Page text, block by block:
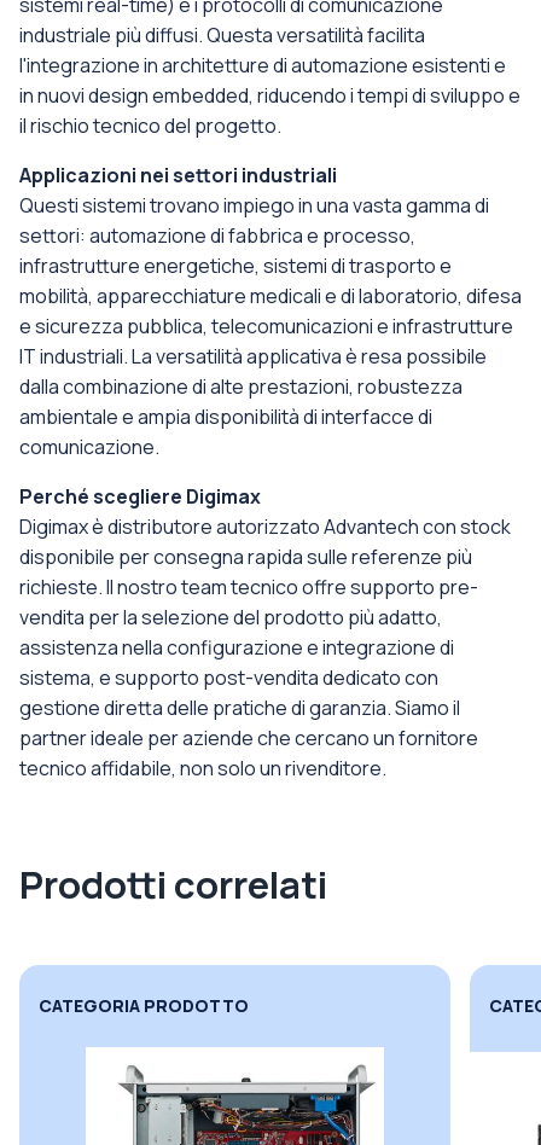
industriale più diffusi. Questa versatilità facilita
l'integrazione in architetture di automazione esistenti e
in nuovi design embedded, riducendo i tempi di sviluppo e
il rischio tecnico del progetto.
Applicazioni nei settori industriali
Questi sistemi trovano impiego in una vasta gamma di
settori: automazione di fabbrica e processo,
infrastrutture energetiche, sistemi di trasporto e
mobilità, apparecchiature medicali e di laboratorio, difesa
e sicurezza pubblica, telecomunicazioni e infrastrutture
IT industriali. La versatilità applicativa è resa possibile
dalla combinazione di alte prestazioni, robustezza
ambientale e ampia disponibilità di interfacce di
comunicazione.
Perché scegliere Digimax
Digimax è distributore autorizzato Advantech con stock
disponibile per consegna rapida sulle referenze più
richieste. Il nostro team tecnico offre supporto pre-
vendita per la selezione del prodotto più adatto,
assistenza nella configurazione e integrazione di
sistema, e supporto post-vendita dedicato con
gestione diretta delle pratiche di garanzia. Siamo il
partner ideale per aziende che cercano un fornitore
tecnico affidabile, non solo un rivenditore.
Prodotti correlati
CATEGORIA PRODOTTO